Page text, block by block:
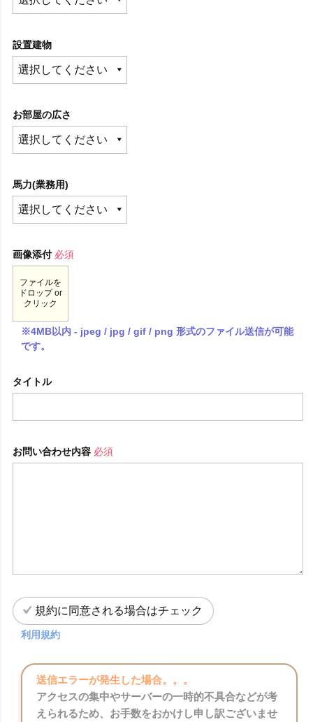
設置建物
お部屋の広さ
馬力(業務用)
画像添付 必須
ファイルを
ドロップ or
クリック
※4MB以内 - jpeg / jpg / gif / png 形式のファイル送信が可能
です。
タイトル
お問い合わせ内容 必須
規約に同意される場合はチェック
利用規約
送信エラーが発生した場合。。。
アクセスの集中やサーバーの一時的不具合などが考
えられるため、お手数をおかけし申し訳ございませ